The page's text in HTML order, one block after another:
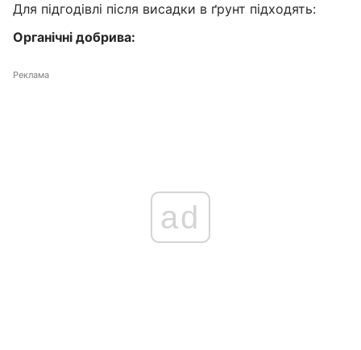
Для підгодівлі після висадки в ґрунт підходять:
Органічні добрива:
Реклама
ad